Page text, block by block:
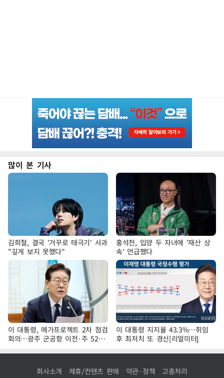
많이 본 기사
김희철, 결국 '거꾸로 태극기' 사과
"깊게 보지 못했다"
홍석천, 입양 두 자녀에 '재산 상
속' 언급했다
이 대통령, 메가프로젝트 2차 점검
회의…광주 군공항 이전·주 52시
간 예외 등 논의
이 대통령 지지율 43.3%…취임
후 최저치 또 경신[리얼미터]
회사소개 제휴/컨텐츠 판매 약관·정책 고충처리